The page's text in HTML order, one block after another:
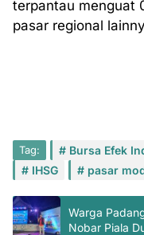
terpantau menguat
pasar regional
Tag: Bursa Efek
IHSG
pasar
Warga
Nobar Piala